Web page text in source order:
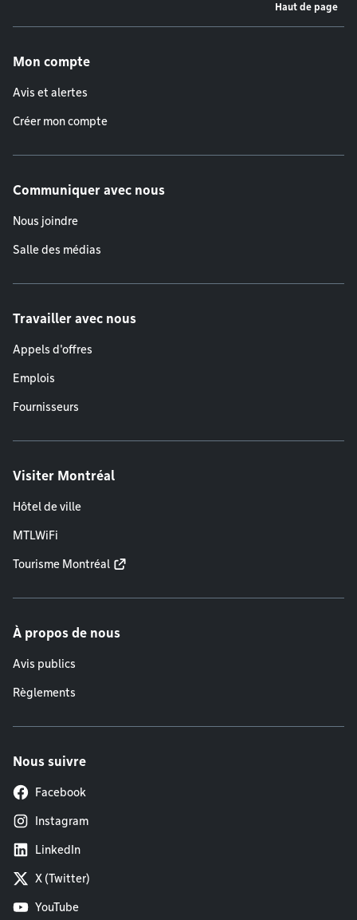
Haut de page
Mon compte
Avis et alertes
Créer mon compte
Communiquer avec nous
Nous joindre
Salle des médias
Travailler avec nous
Appels d'offres
Emplois
Fournisseurs
Visiter Montréal
Hôtel de ville
MTLWiFi
Tourisme Montréal
À propos de nous
Avis publics
Règlements
Nous suivre
Facebook
Instagram
LinkedIn
X (Twitter)
YouTube